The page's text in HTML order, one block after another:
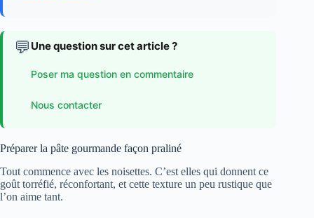
💬 Une question sur cet article ?
Poser ma question en commentaire
Nous contacter
Préparer la pâte gourmande façon praliné
Tout commence avec les noisettes. C’est elles qui donnent ce
goût torréfié, réconfortant, et cette texture un peu rustique que
l’on aime tant.